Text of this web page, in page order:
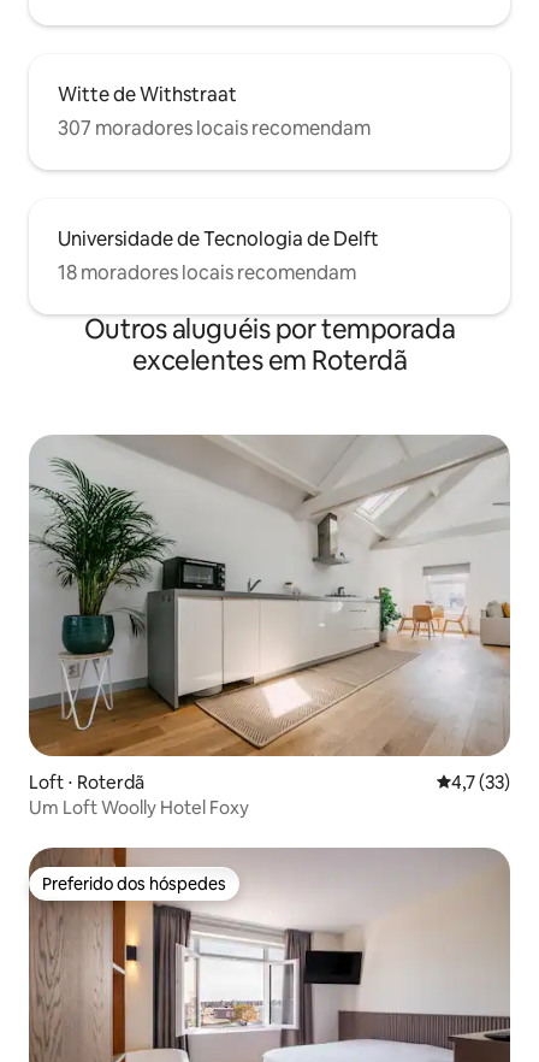
Witte de Withstraat
307 moradores locais recomendam
Universidade de Tecnologia de Delft
18 moradores locais recomendam
Outros aluguéis por temporada
excelentes em Roterdã
Loft ⋅ Roterdã 4,7 de uma
4,7 (33)
Um Loft Woolly Hotel Foxy
Preferido dos hóspedes
Preferido dos hóspedes